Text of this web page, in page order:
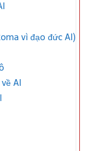
vì đạo đức AI)
AI